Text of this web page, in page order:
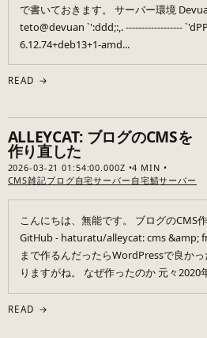
で書いておきます。 サーバー環境
teto@devuan `':ddd;:,. ------------------
6.12.74+deb13+1-amd...
READ →
ALLEYCAT: ブログのCMSを
作り直した
2026-03-21 01:54:00.000Z
4 MIN
CMS雑記ブログ自宅サーバー 自宅鯖サーバー
こんにちは、無能です。 ブログのCMS
GitHub - haturatu/alleycat: cms &amp;
まで作るんだったらWordPressで良か
りますがね。 なぜ作ったのか 元々2020
READ →